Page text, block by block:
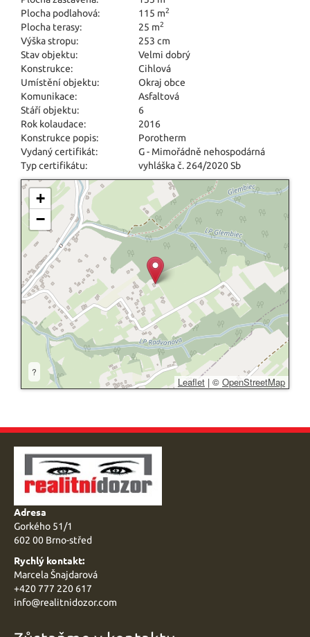
Plocha podlahová: 115 m2
Plocha terasy: 25 m2
Výška stropu:
253 cm
Stav objektu:
Velmi dobrý
Konstrukce:
Cihlová
Umístění objektu:
Okraj obce
Komunikace:
Asfaltová
Stáří objektu:
6
Rok kolaudace:
2016
Konstrukce popis:
Porotherm
Vydaný certifikát:
G - Mimořádně nehospodárná
Typ certifikátu:
vyhláška č. 264/2020 Sb
+
−
?
Leaflet | © OpenStreetMap
Adresa
Gorkého 51/1
602 00 Brno-střed
Rychlý kontakt:
Marcela Šnajdarová
+420 777 220 617
info@realitnidozor.com